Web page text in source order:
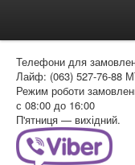
Доставка и оплата
Как заказать
Контакти
Таблиця розмірів
Телефони для
Лайф: (063) 527-76-88
Режим роботи
с 08:00 до 16:00
П'ятниця — вихідний.